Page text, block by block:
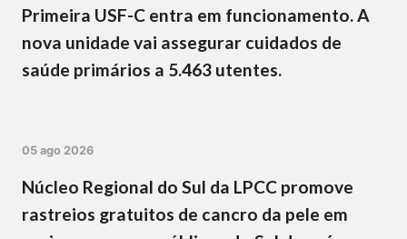
Primeira USF-C entra em funcionamento. A
nova unidade vai assegurar cuidados de
saúde primários a 5.463 utentes.
05 ago 2026
Núcleo Regional do Sul da LPCC promove
rastreios gratuitos de cancro da pele em